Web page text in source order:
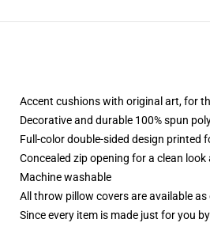
Accent cushions with original art, for
Decorative and durable 100% spun
Full-color double-sided design printed
Concealed zip opening for a clean look
Machine washable
All throw pillow covers are available
Since every item is made just for you